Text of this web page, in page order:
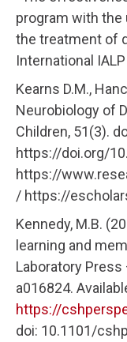
program with
the treatment of
International
Kearns D.M.,
Neurobiology of
Children, 51(3).
https://doi.org/
https://
/ https://
Kennedy, M.B.
learning and
Laboratory
a016824.
https://
doi: 10.1101/